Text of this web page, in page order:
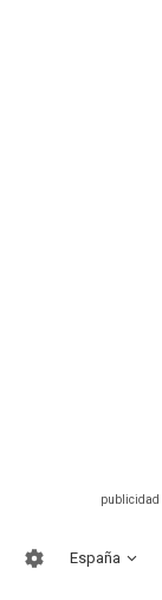
España